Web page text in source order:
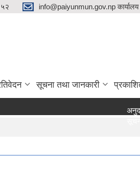
info@paiyunmun.gov.np
सूचना तथा जानकारी